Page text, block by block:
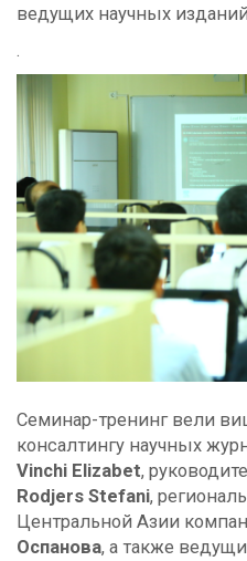
ведущих научных
Семинар-тренинг вели
консалтингу научных
Vinchi Elizabet,
Rodjers Stefani,
Центральной Азии
Оспанова, а также